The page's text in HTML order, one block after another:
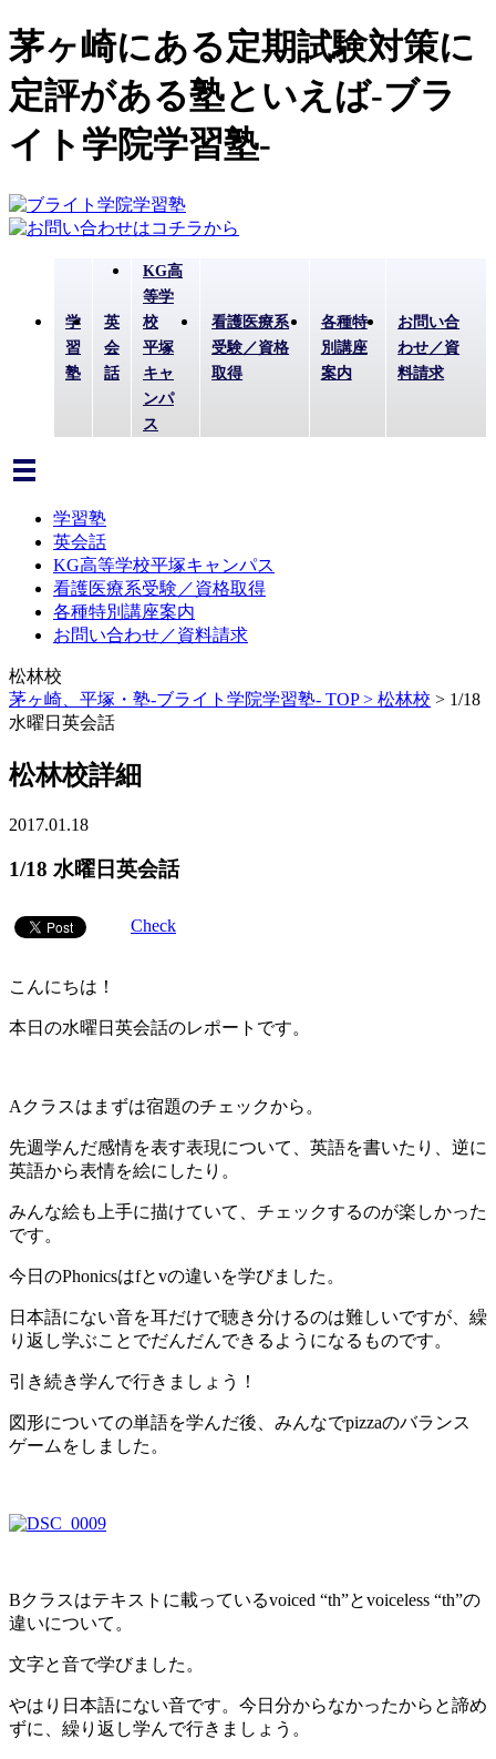
茅ヶ崎にある定期試験対策に
定評がある塾といえば-ブラ
イト学院学習塾-
学
習
塾
英
会
話
KG高
等学
校
平塚
キャ
ンパ
ス
看護医療系
受験／資格
取得
各種特
別講座
案内
お問い合
わせ／資
料請求
学習塾
英会話
KG高等学校平塚キャンパス
看護医療系受験／資格取得
各種特別講座案内
お問い合わせ／資料請求
松林校
茅ヶ崎、平塚・塾-ブライト学院学習塾- TOP > 松林校 > 1/18
水曜日英会話
松林校詳細
2017.01.18
1/18 水曜日英会話
Check
こんにちは！
本日の水曜日英会話のレポートです。
Aクラスはまずは宿題のチェックから。
先週学んだ感情を表す表現について、英語を書いたり、逆に
英語から表情を絵にしたり。
みんな絵も上手に描けていて、チェックするのが楽しかった
です。
今日のPhonicsはfとvの違いを学びました。
日本語にない音を耳だけで聴き分けるのは難しいですが、繰
り返し学ぶことでだんだんできるようになるものです。
引き続き学んで行きましょう！
図形についての単語を学んだ後、みんなでpizzaのバランス
ゲームをしました。
Bクラスはテキストに載っているvoiced “th”とvoiceless “th”の
違いについて。
文字と音で学びました。
やはり日本語にない音です。今日分からなかったからと諦め
ずに、繰り返し学んで行きましょう。